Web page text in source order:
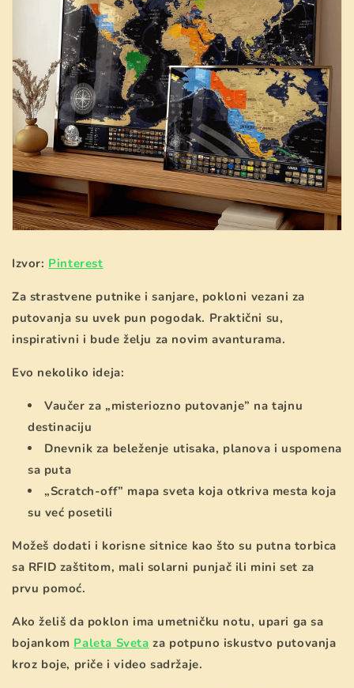
Izvor: Pinterest
Za strastvene putnike i sanjare, pokloni vezani za
putovanja su uvek pun pogodak. Praktični su,
inspirativni i bude želju za novim avanturama.
Evo nekoliko ideja:
Vaučer za „misteriozno putovanje” na tajnu
destinaciju
Dnevnik za beleženje utisaka, planova i uspomena
sa puta
„Scratch-off” mapa sveta koja otkriva mesta koja
su već posetili
Možeš dodati i korisne sitnice kao što su putna torbica
sa RFID zaštitom, mali solarni punjač ili mini set za
prvu pomoć.
Ako želiš da poklon ima umetničku notu, upari ga sa
bojankom Paleta Sveta za potpuno iskustvo putovanja
kroz boje, priče i video sadržaje.